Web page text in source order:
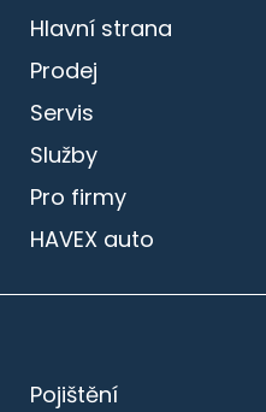
Hlavní strana
Prodej
Servis
Služby
Pro firmy
HAVEX auto
Pojištění